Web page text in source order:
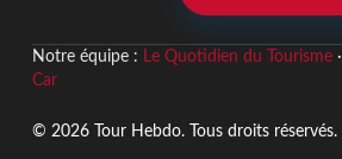
Notre équipe : Le Quotidien du Tourisme·
Car
© 2026 Tour Hebdo. Tous droits réservés.